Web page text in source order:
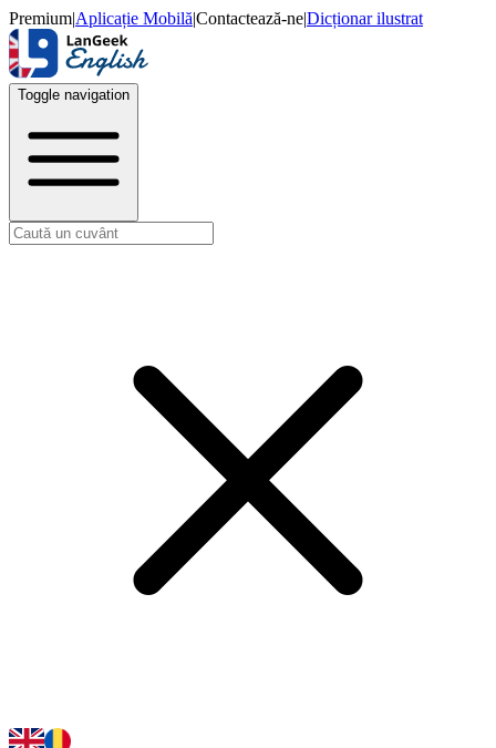
Premium|Aplicație Mobilă|Contactează-ne|Dicționar ilustrat
Toggle navigation